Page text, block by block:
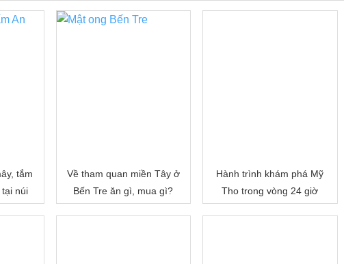
tắm
núi
Về tham quan miền Tây ở
Bến Tre ăn gì, mua gì?
Hành trình khám phá Mỹ
Tho trong vòng 24 giờ